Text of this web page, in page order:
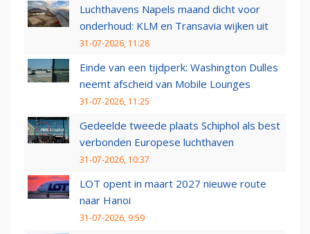
Luchthavens Napels maand dicht voor
onderhoud: KLM en Transavia wijken uit
31-07-2026, 11:28
Einde van een tijdperk: Washington Dulles
neemt afscheid van Mobile Lounges
31-07-2026, 11:25
Gedeelde tweede plaats Schiphol als best
verbonden Europese luchthaven
31-07-2026, 10:37
LOT opent in maart 2027 nieuwe route
naar Hanoi
31-07-2026, 9:59